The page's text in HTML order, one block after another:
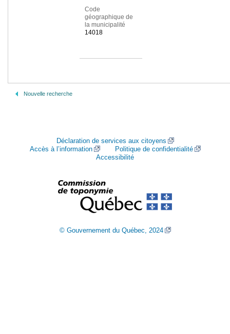
Code
géographique de
la municipalité
14018
Nouvelle recherche
Déclaration de services aux citoyens
Accès à l’information
Politique de confidentialité
Accessibilité
© Gouvernement du Québec, 2024